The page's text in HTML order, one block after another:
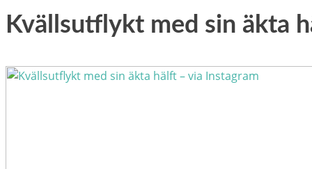
Kvällsutflykt med sin äkta